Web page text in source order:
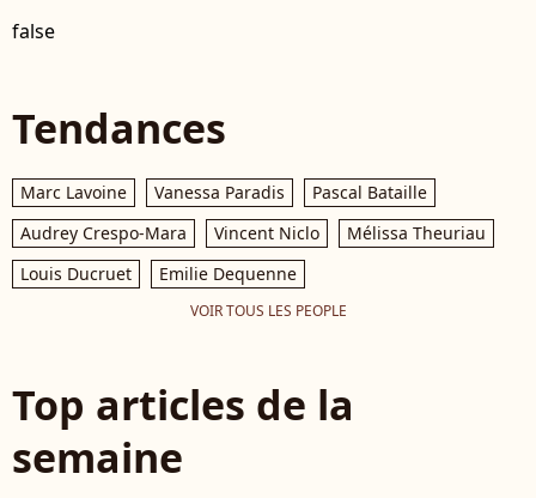
false
Tendances
Marc Lavoine Vanessa Paradis
Pascal Bataille
Audrey Crespo-Mara
Vincent Niclo
Mélissa Theuriau
Louis Ducruet
Emilie Dequenne
VOIR TOUS LES PEOPLE
Top articles de la
semaine